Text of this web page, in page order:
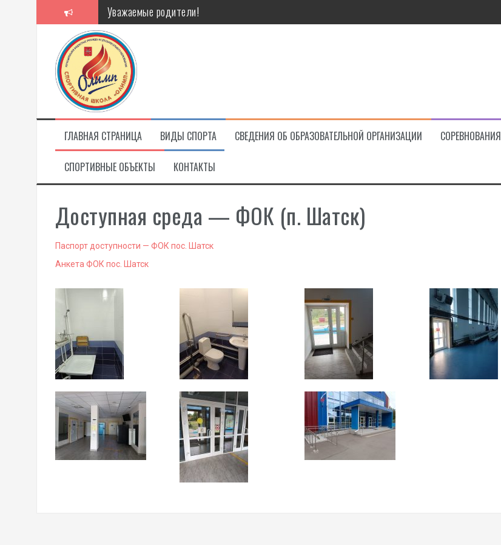
Уважаемые родители!
Алкоголь — путь в никуда
Решение спора без суда
Проголосуй за объекты благоустройства!
ГЛАВНАЯ СТРАНИЦА ВИДЫ СПОРТА СВЕДЕНИЯ ОБ ОБРАЗОВАТЕЛЬНОЙ ОРГАНИЗАЦИИ СОРЕВНОВАНИЯ
СПОРТИВНЫЕ ОБЪЕКТЫ КОНТАКТЫ
Доступная среда — ФОК (п. Шатск)
Паспорт доступности — ФОК пос. Шатск
Анкета ФОК пос. Шатск